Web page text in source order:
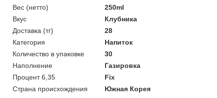
Вес (нетто)
250ml
Вкус
Клубника
Доставка (тг)
28
Категория
Напиток
Количество в упаковке
30
Наполнение
Газировка
Процент 6,35
Fix
Страна происхождения
Южная Корея